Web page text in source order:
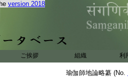
version 2018
ご挨拶 組織 利
瑜伽師地論略纂 (No.
行時。住定時起名
論云依淨蓋等者。
定無間道。住加行
依定無間道。斷煩
或一定一無間道。
蓋。無貪調伏等爲
三蓋也。此乃行時
略即止相。散即散